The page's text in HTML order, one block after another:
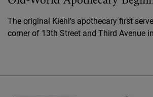
The original Kiehl’s apothecary first
corner of 13th Street and Third Avenue